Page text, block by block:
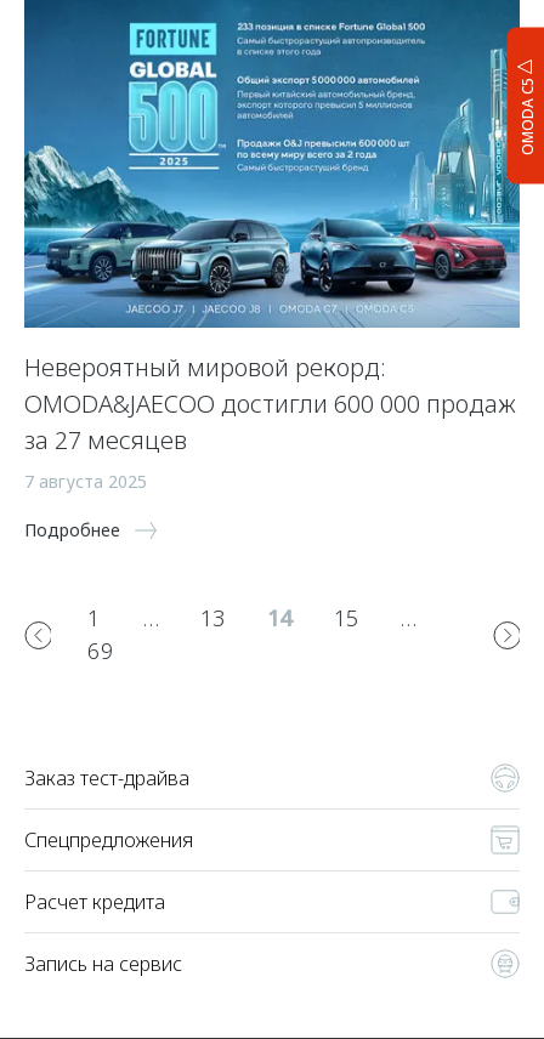
OMODA C5
Невероятный мировой рекорд:
OMODA&JAECOO достигли 600 000 продаж
за 27 месяцев
7 августа 2025
Подробнее
1 … 13 14 15
…
69
Заказ тест-драйва
Спецпредложения
Расчет кредита
Запись на сервис